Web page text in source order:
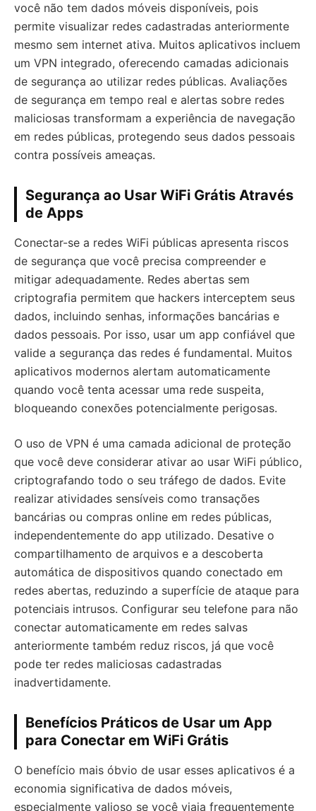
você não tem dados móveis disponíveis, pois
permite visualizar redes cadastradas anteriormente
mesmo sem internet ativa. Muitos aplicativos incluem
um VPN integrado, oferecendo camadas adicionais
de segurança ao utilizar redes públicas. Avaliações
de segurança em tempo real e alertas sobre redes
maliciosas transformam a experiência de navegação
em redes públicas, protegendo seus dados pessoais
contra possíveis ameaças.
Segurança ao Usar WiFi Grátis Através
de Apps
Conectar-se a redes WiFi públicas apresenta riscos
de segurança que você precisa compreender e
mitigar adequadamente. Redes abertas sem
criptografia permitem que hackers interceptem seus
dados, incluindo senhas, informações bancárias e
dados pessoais. Por isso, usar um app confiável que
valide a segurança das redes é fundamental. Muitos
aplicativos modernos alertam automaticamente
quando você tenta acessar uma rede suspeita,
bloqueando conexões potencialmente perigosas.
O uso de VPN é uma camada adicional de proteção
que você deve considerar ativar ao usar WiFi público,
criptografando todo o seu tráfego de dados. Evite
realizar atividades sensíveis como transações
bancárias ou compras online em redes públicas,
independentemente do app utilizado. Desative o
compartilhamento de arquivos e a descoberta
automática de dispositivos quando conectado em
redes abertas, reduzindo a superfície de ataque para
potenciais intrusos. Configurar seu telefone para não
conectar automaticamente em redes salvas
anteriormente também reduz riscos, já que você
pode ter redes maliciosas cadastradas
inadvertidamente.
Benefícios Práticos de Usar um App
para Conectar em WiFi Grátis
O benefício mais óbvio de usar esses aplicativos é a
economia significativa de dados móveis,
especialmente valioso se você viaja frequentemente